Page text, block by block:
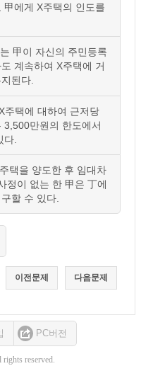
에게 X주택의 인도를
甲이 자신의 주민등록
계속하여 X주택에 거
된다.
택에 대하여 근저당
3,500만원의 한도에서
.
택을 양도한 후 임대차
정이 없는 한 甲은 丁에
할 수 있다.
다음문제
이전문제
PC버전
reserved.